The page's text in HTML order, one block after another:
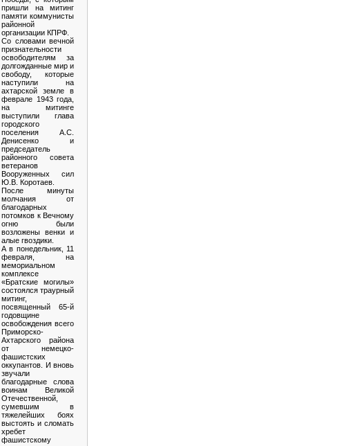
пришли на митинг
памяти коммунисты
районной
организации КПРФ.
Со словами вечной
признательности
освободителям за
долгожданные мир и
свободу, которые
наступили на
ахтарской земле в
феврале 1943 года,
на митинге
выступили глава
городского
поселения А.С.
Денисенко и
председатель
районного совета
ветеранов
Вооруженных сил
Ю.В. Коротаев.
После минуты
молчания от
благодарных
потомков к Вечному
огню были
возложены венки и
алые гвоздики.
А в понедельник, 11
февраля, на
мемориальном
комплексе
«Братские могилы»
состоялся траурный
митинг,
посвященный 65-й
годовщине
освобождения всего
Приморско-
Ахтарского района
от немецко-
фашистских
оккупантов. И вновь
звучали
благодарные слова
воинам Великой
Отечественной,
сумевшим в
тяжелейших боях
выстоять и сломать
хребет
фашистскому